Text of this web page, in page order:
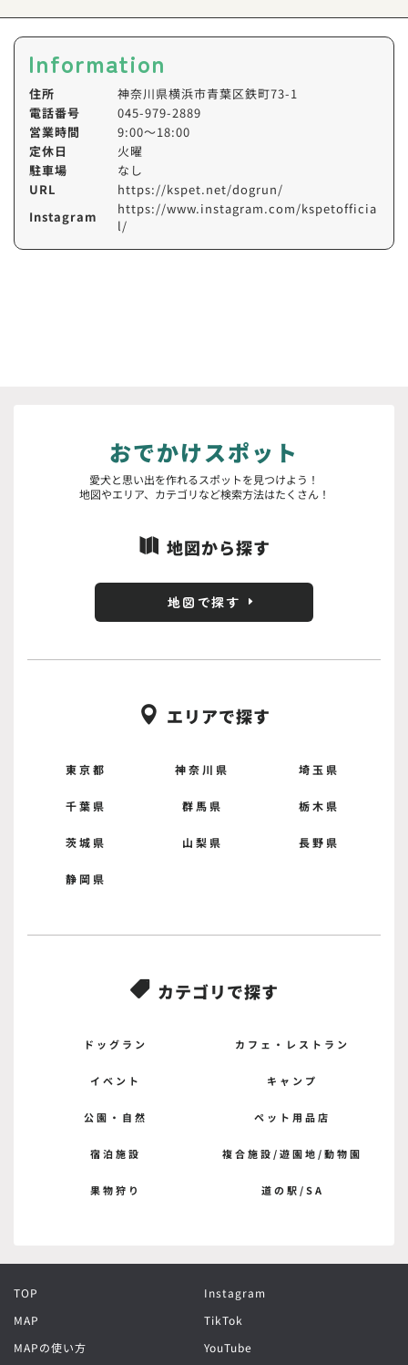
Information
住所
神奈川県横浜市青葉区鉄町73-1
電話番号
045-979-2889
営業時間
9:00〜18:00
定休日
火曜
駐車場
なし
URL
https://kspet.net/dogrun/
Instagram
https://www.instagram.com/kspetofficia
l/
おでかけスポット
愛犬と思い出を作れるスポットを見つけよう！
地図やエリア、カテゴリなど検索方法はたくさん！
 地図から探す
地図で探す
 エリアで探す
東京都 神奈川県 埼玉県
千葉県 群馬県 栃木県
茨城県 山梨県 長野県
静岡県
 カテゴリで探す
ドッグラン カフェ・レストラン
イベント キャンプ
公園・自然 ペット用品店
宿泊施設 複合施設/遊園地/動物園
果物狩り 道の駅/SA
TOP
Instagram
MAP
TikTok
MAPの使い方
YouTube